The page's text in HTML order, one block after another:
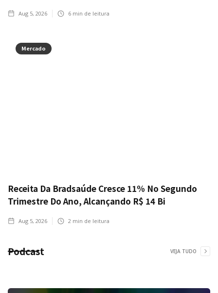
Aug 5, 2026 6 min de leitura
Mercado
Receita Da Bradsaúde Cresce 11% No Segundo
Trimestre Do Ano, Alcançando R$ 14 Bi
Aug 5, 2026 2 min de leitura
Podcast VEJA TUDO